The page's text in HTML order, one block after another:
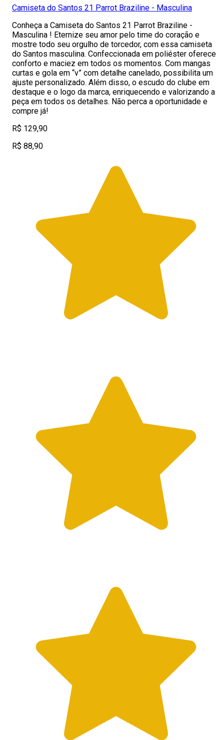
Camiseta do Santos 21 Parrot Braziline - Masculina
Conheça a Camiseta do Santos 21 Parrot Braziline -
Masculina ! Eternize seu amor pelo time do coração e
mostre todo seu orgulho de torcedor, com essa camiseta
do Santos masculina. Confeccionada em poliéster oferece
conforto e maciez em todos os momentos. Com mangas
curtas e gola em “v” com detalhe canelado, possibilita um
ajuste personalizado. Além disso, o escudo do clube em
destaque e o logo da marca, enriquecendo e valorizando a
peça em todos os detalhes. Não perca a oportunidade e
compre já!
R$ 129,90
R$ 88,90